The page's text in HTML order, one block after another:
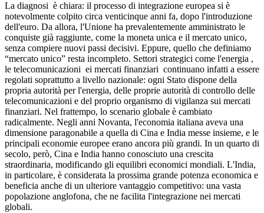
La diagnosi è chiara: il processo di integrazione europea si è
notevolmente colpito circa venticinque anni fa, dopo l'introduzione
dell'euro. Da allora, l'Unione ha prevalentemente amministrato le
conquiste già raggiunte, come la moneta unica e il mercato unico,
senza compiere nuovi passi decisivi. Eppure, quello che definiamo
“mercato unico” resta incompleto. Settori strategici come l'energia ,
le telecomunicazioni ei mercati finanziari continuano infatti a essere
regolati soprattutto a livello nazionale: ogni Stato dispone della
propria autorità per l'energia, delle proprie autorità di controllo delle
telecomunicazioni e del proprio organismo di vigilanza sui mercati
finanziari. Nel frattempo, lo scenario globale è cambiato
radicalmente. Negli anni Novanta, l'economia italiana aveva una
dimensione paragonabile a quella di Cina e India messe insieme, e le
principali economie europee erano ancora più grandi. In un quarto di
secolo, però, Cina e India hanno conosciuto una crescita
straordinaria, modificando gli equilibri economici mondiali. L'India,
in particolare, è considerata la prossima grande potenza economica e
beneficia anche di un ulteriore vantaggio competitivo: una vasta
popolazione anglofona, che ne facilita l'integrazione nei mercati
globali.